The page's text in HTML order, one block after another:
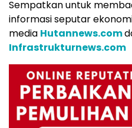
Sempatkan untuk
informasi seputar
media Hutannews.com
Infrastrukturnews.com